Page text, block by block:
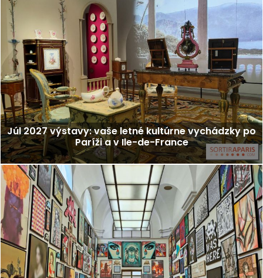
Júl 2027 výstavy: vaše letné kultúrne vychádzky po
Paríži a v Ile-de-France